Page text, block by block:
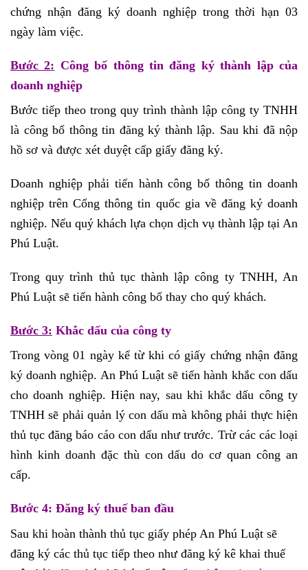
chứng nhận đăng ký doanh nghiệp trong thời hạn 03
ngày làm việc.
Bước 2: Công bố thông tin đăng ký thành lập của
doanh nghiệp
Bước tiếp theo trong quy trình thành lập công ty TNHH
là công bố thông tin đăng ký thành lập. Sau khi đã nộp
hồ sơ và được xét duyệt cấp giấy đăng ký.
Doanh nghiệp phải tiến hành công bố thông tin doanh
nghiệp trên Cổng thông tin quốc gia về đăng ký doanh
nghiệp. Nếu quý khách lựa chọn dịch vụ thành lập tại An
Phú Luật.
Trong quy trình thủ tục thành lập công ty TNHH, An
Phú Luật sẽ tiến hành công bố thay cho quý khách.
Bước 3: Khắc dấu của công ty
Trong vòng 01 ngày kể từ khi có giấy chứng nhận đăng
ký doanh nghiệp. An Phú Luật sẽ tiến hành khắc con dấu
cho doanh nghiệp. Hiện nay, sau khi khắc dấu công ty
TNHH sẽ phải quản lý con dấu mà không phải thực hiện
thủ tục đăng báo cáo con dấu như trước. Trừ các các loại
hình kinh doanh đặc thù con dấu do cơ quan công an
cấp.
Bước 4: Đăng ký thuế ban đầu
Sau khi hoàn thành thủ tục giấy phép An Phú Luật sẽ
đăng ký các thủ tục tiếp theo như đăng ký kê khai thuế